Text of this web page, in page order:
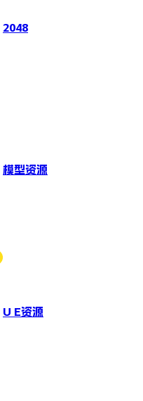
2048
模型资源
U E资源